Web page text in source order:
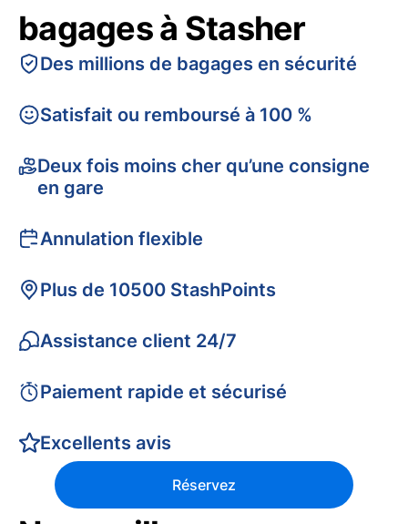
bagages à Stasher
Des millions de bagages en sécurité
Satisfait ou remboursé à 100 %
Deux fois moins cher qu’une consigne
en gare
Annulation flexible
Plus de 10500 StashPoints
Assistance client 24/7
Paiement rapide et sécurisé
Excellents avis
Réservez